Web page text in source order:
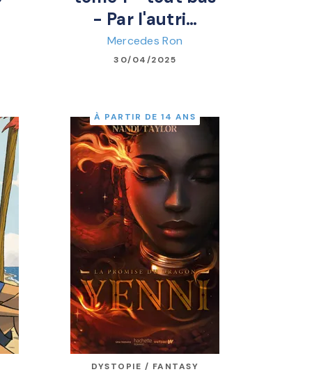
- Par l'autri…
Mercedes Ron
30/04/2025
À PARTIR DE 14 ANS
DYSTOPIE / FANTASY